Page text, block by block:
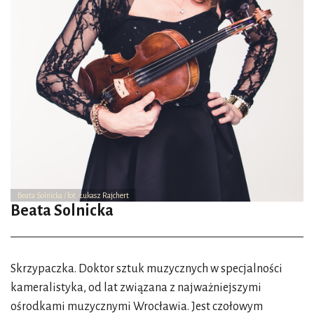
Beata Solnicka / fot. Łukasz Rajchert
Beata Solnicka
Skrzypaczka. Doktor sztuk muzycznych w specjalności
kameralistyka, od lat związana z najważniejszymi
ośrodkami muzycznymi Wrocławia. Jest czołowym